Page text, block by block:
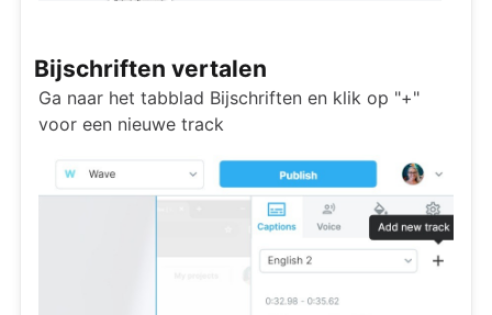
Bijschriften vertalen
Ga naar het tabblad Bijschriften en klik op "+"
voor een nieuwe track